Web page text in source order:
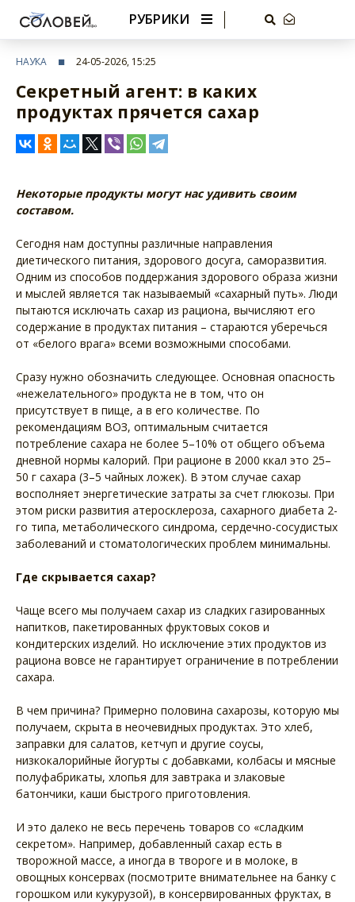
РУБРИКИ
НАУКА 24-05-2026, 15:25
Секретный агент: в каких
продуктах прячется сахар
Некоторые продукты могут нас удивить своим
составом.
Сегодня нам доступны различные направления
диетического питания, здорового досуга, саморазвития.
Одним из способов поддержания здорового образа жизни
и мыслей является так называемый «сахарный путь». Люди
пытаются исключать сахар из рациона, вычисляют его
содержание в продуктах питания – стараются уберечься
от «белого врага» всеми возможными способами.
Сразу нужно обозначить следующее. Основная опасность
«нежелательного» продукта не в том, что он
присутствует в пище, а в его количестве. По
рекомендациям ВОЗ, оптимальным считается
потребление сахара не более 5–10% от общего объема
дневной нормы калорий. При рационе в 2000 ккал это 25–
50 г сахара (3–5 чайных ложек). В этом случае сахар
восполняет энергетические затраты за счет глюкозы. При
этом риски развития атеросклероза, сахарного диабета 2-
го типа, метаболического синдрома, сердечно-сосудистых
заболеваний и стоматологических проблем минимальны.
Где скрывается сахар?
Чаще всего мы получаем сахар из сладких газированных
напитков, пакетированных фруктовых соков и
кондитерских изделий. Но исключение этих продуктов из
рациона вовсе не гарантирует ограничение в потреблении
сахара.
В чем причина? Примерно половина сахарозы, которую мы
получаем, скрыта в неочевидных продуктах. Это хлеб,
заправки для салатов, кетчуп и другие соусы,
низкокалорийные йогурты с добавками, колбасы и мясные
полуфабрикаты, хлопья для завтрака и злаковые
батончики, каши быстрого приготовления.
И это далеко не весь перечень товаров со «сладким
секретом». Например, добавленный сахар есть в
творожной массе, а иногда в твороге и в молоке, в
овощных консервах (посмотрите внимательнее на банку с
горошком или кукурузой), в консервированных фруктах, в